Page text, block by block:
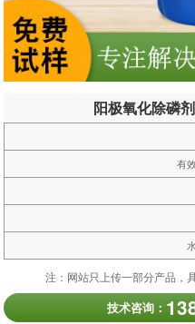
阳极氧化除磷
有
注：网站只上传一部分产品，
技术咨询：